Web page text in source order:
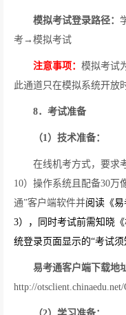
模拟考试登录路径：
考 → 模拟考试
注意事项： 模拟考试
此通道只在模拟系统开放
8．考试准备
（1）技术准备：
在线机考方式，要求
10）操作系统且配备30万
通”客户端软件并阅读《
3），同时考试前需知晓
统登录页面显示的“考试须
易考通客户端下载地
http://